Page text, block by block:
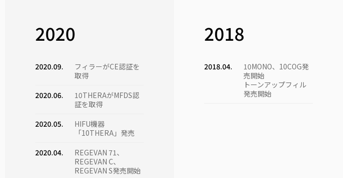
2024.08.
XTHERMA(10THERMA)
アメリカで
代理店契約を締結
首長国連邦MOH認証
を取得
シアMDA認証を取得
10THERAがオースト
ラリアTGA認証を取
2020
2020.09.
フィラーがCE認証を
取得
2020.06.
10THERAがMFDS認
証を取得
2020.05.
HIFU機器
「10THERA」発売
2020.04.
REGEVAN 71、
REGEVAN C、
REGEVAN S発売開始
2018
2018.04.
10ΜΟΝΟ、10COG発
売開始
トーンアップフィル
発売開始